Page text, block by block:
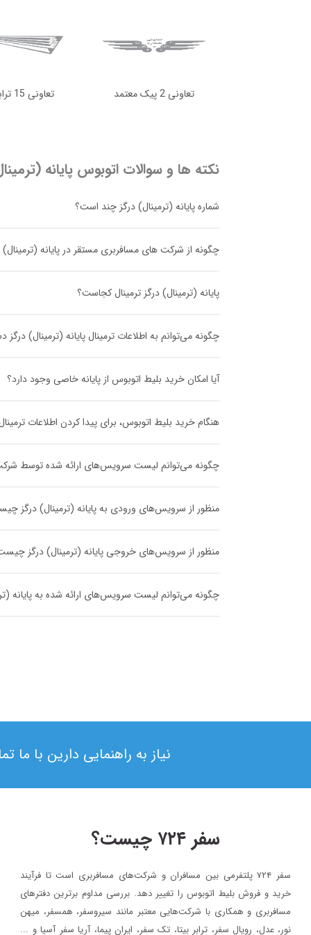
تعاونی 2 پیک معتمد تعاونی 15 ترابر بی تا
نکته ها و سوالات اتوبوس پایانه
شماره پایانه (ترمینال) درگز چند است؟
چگونه از شرکت های مسافربری مستقر در پایانه (ترمینال)
پایانه (ترمینال) درگز ترمینال کجاست؟
چگونه می‌توانم به اطلاعات ترمینال پایانه (ترمینال)
آیا امکان خرید بلیط اتوبوس از پایانه خاصی وجود دارد؟
هنگام خرید بلیط اتوبوس، برای پیدا کردن اطلاعات
چگونه می‌توانم لیست سرویس‌های ارائه شده توسط شرکت
منظور از سرویس‌های ورودی به پایانه (ترمینال) درگز
منظور از سرویس‌های خروجی پایانه (ترمینال) درگز
چگونه می‌توانم لیست سرویس‌های ارائه شده به پایانه
نیاز به راهنمایی دارین با ما
سفر ۷۲۴ چیست؟
سفر ۷۲۴ پلتفرمی بین مسافران و شرکت‌های مسافربری است تا فرآیند
خرید و فروش بلیط اتوبوس را تغییر دهد. بررسی مداوم برترین دفترهای
مسافربری و همکاری با شرکت‌هایی معتبر مانند سیروسفر، همسفر، میهن‌
نور، عدل، رویال سفر، ترابر بیتا، تک سفر، ایران پیما، آریا سفر آسیا و ...
۱۳۹۸/۴/۶
حضور سفر۷۲۴ در دومین رویداد بهار کارآفرینان استارتاپی تبریز
سفر۷۲۴ خبر